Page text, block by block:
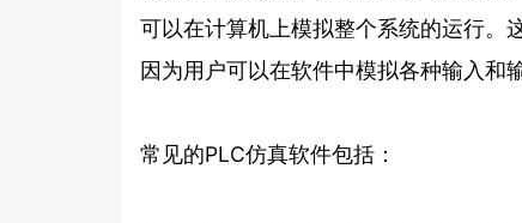
可以在计算机上模拟整个系统的运行。
因为用户可以在软件中模拟各种输入和
常见的PLC仿真软件包括：